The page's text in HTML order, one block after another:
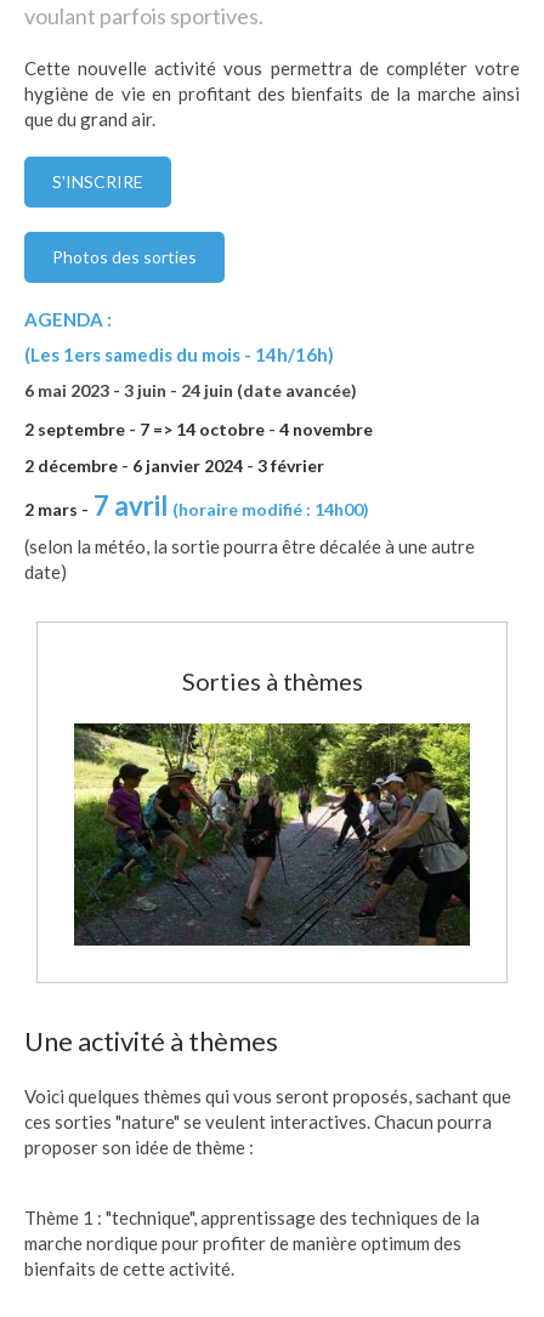
voulant parfois sportives.
Cette nouvelle activité vous permettra de compléter votre
hygiène de vie en profitant des bienfaits de la marche ainsi
que du grand air.
S'INSCRIRE
Photos des sorties
AGENDA :
(Les 1ers samedis du mois - 14h/16h)
6 mai 2023 - 3 juin - 24 juin (date avancée)
2 septembre - 7 => 14 octobre - 4 novembre
2 décembre - 6 janvier 2024 - 3 février
2 mars - 7 avril (horaire modifié : 14h00)
(selon la météo, la sortie pourra être décalée à une autre
date)
Sorties à thèmes
Une activité à thèmes
Voici quelques thèmes qui vous seront proposés, sachant que
ces sorties "nature" se veulent interactives. Chacun pourra
proposer son idée de thème :
Thème 1 : "technique", apprentissage des techniques de la
marche nordique pour profiter de manière optimum des
bienfaits de cette activité.